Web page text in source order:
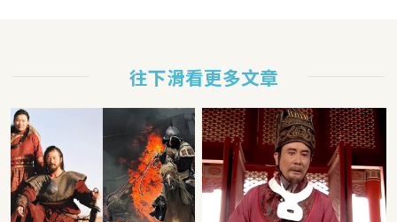
往下滑看更多文章